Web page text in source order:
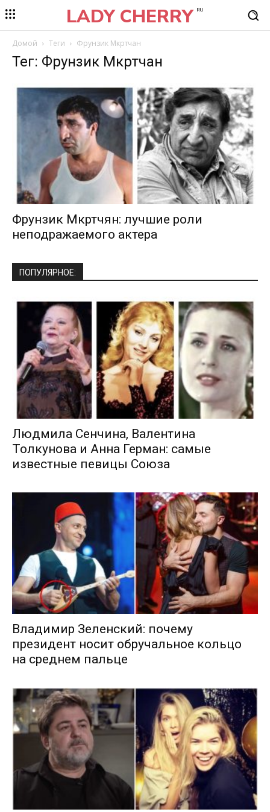
LADY CHERRY RU
Домой Теги Фрунзик Мкртчан
Тег: Фрунзик Мкртчан
Фрунзик Мкртчян: лучшие роли
неподражаемого актера
ПОПУЛЯРНОЕ:
Людмила Сенчина, Валентина
Толкунова и Анна Герман: самые
известные певицы Союза
Владимир Зеленский: почему
президент носит обручальное кольцо
на среднем пальце